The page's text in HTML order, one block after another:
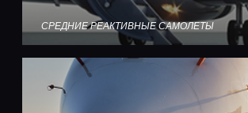
СРЕДНИЕ РЕАКТИВНЫЕ САМОЛЕТЫ